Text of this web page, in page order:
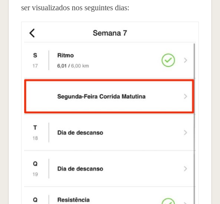
ser visualizados nos seguintes dias: